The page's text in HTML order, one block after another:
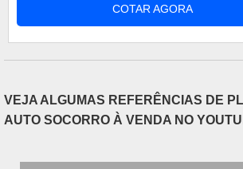
Procure evitar o frio em excesso ou
elevadas, visto que podem produzir
COTAR AGORA
VEJA ALGUMAS REFERÊNCIAS DE
AUTO SOCORRO À VENDA NO